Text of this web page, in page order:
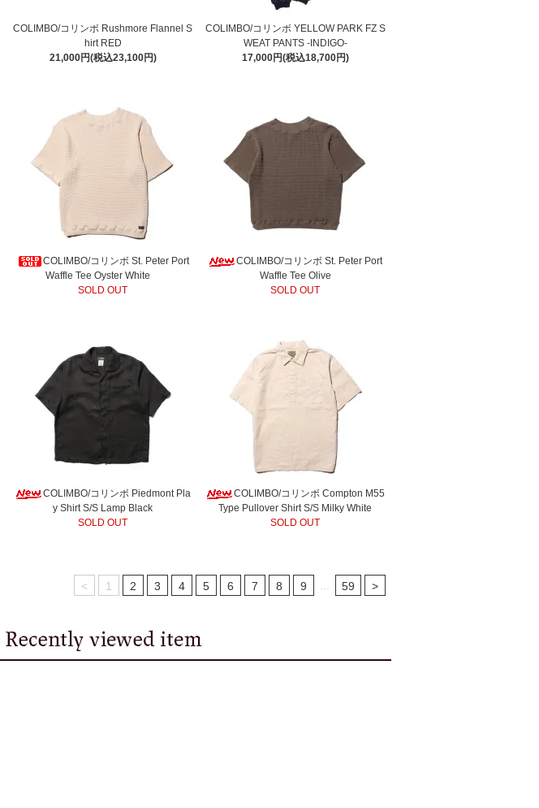
COLIMBO/コリンボ Rushmore Flannel S
hirt RED
21,000円(税込23,100円)
COLIMBO/コリンボ YELLOW PARK FZ S
WEAT PANTS -INDIGO-
17,000円(税込18,700円)
COLIMBO/コリンボ St. Peter Port
Waffle Tee Oyster White
SOLD OUT
COLIMBO/コリンボ St. Peter Port
Waffle Tee Olive
SOLD OUT
COLIMBO/コリンボ Piedmont Pla
y Shirt S/S Lamp Black
SOLD OUT
COLIMBO/コリンボ Compton M55
Type Pullover Shirt S/S Milky White
SOLD OUT
< 1 2 3 4 5 6 7 8 9 59 >